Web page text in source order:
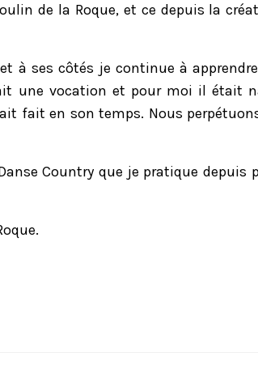
de la Roque, et ce depuis la
à ses côtés je continue à
une vocation et pour moi il était
fait en son temps. Nous
Country que je pratique depuis